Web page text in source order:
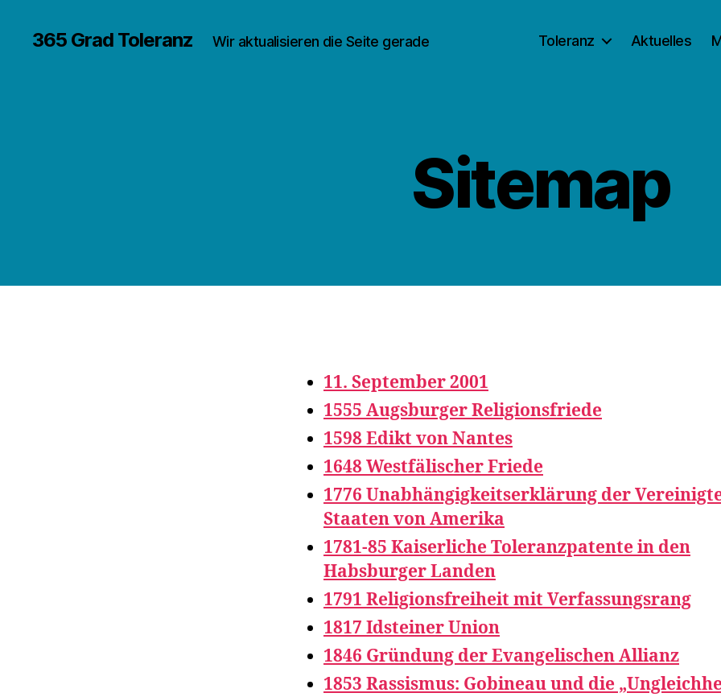
365 Grad Toleranz Wir aktualisieren die Seite gerade Toleranz Aktuelles
Sitemap
11. September 2001
1555 Augsburger Religionsfriede
1598 Edikt von Nantes
1648 Westfälischer Friede
1776 Unabhängigkeitserklärung der
Staaten von Amerika
1781-85 Kaiserliche Toleranzpatente in den
Habsburger Landen
1791 Religionsfreiheit mit Verfassungsrang
1817 Idsteiner Union
1846 Gründung der Evangelischen Allianz
1853 Rassismus: Gobineau und die